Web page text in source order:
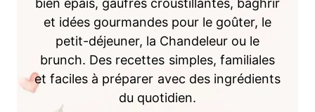
et idées gourmandes pour le goûter, le
petit-déjeuner, la Chandeleur ou le
brunch. Des recettes simples, familiales
et faciles à préparer avec des ingrédients
du quotidien.